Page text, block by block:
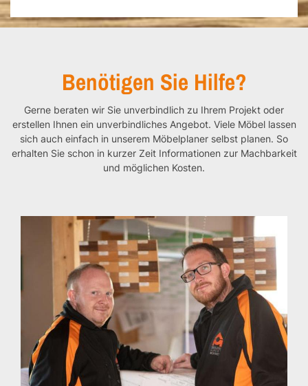
Benötigen Sie Hilfe?
Gerne beraten wir Sie unverbindlich zu Ihrem Projekt oder
erstellen Ihnen ein unverbindliches Angebot. Viele Möbel lassen
sich auch einfach in unserem Möbelplaner selbst planen. So
erhalten Sie schon in kurzer Zeit Informationen zur Machbarkeit
und möglichen Kosten.